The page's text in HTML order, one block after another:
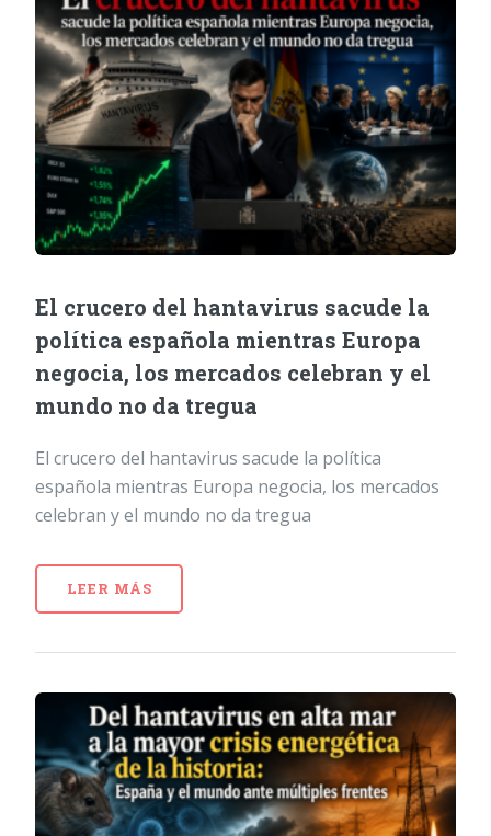
El crucero del hantavirus sacude la
política española mientras Europa
negocia, los mercados celebran y el
mundo no da tregua
El crucero del hantavirus sacude la política
española mientras Europa negocia, los mercados
celebran y el mundo no da tregua
LEER MÁS